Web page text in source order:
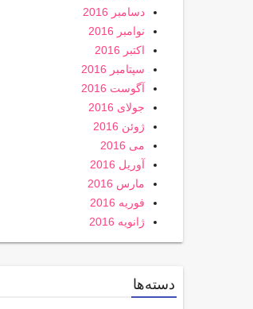
دسامبر 2016
نوامبر 2016
اکتبر 2016
سپتامبر 2016
آگوست 2016
جولای 2016
ژوئن 2016
می 2016
آوریل 2016
مارس 2016
فوریه 2016
ژانویه 2016
دسته‌ها